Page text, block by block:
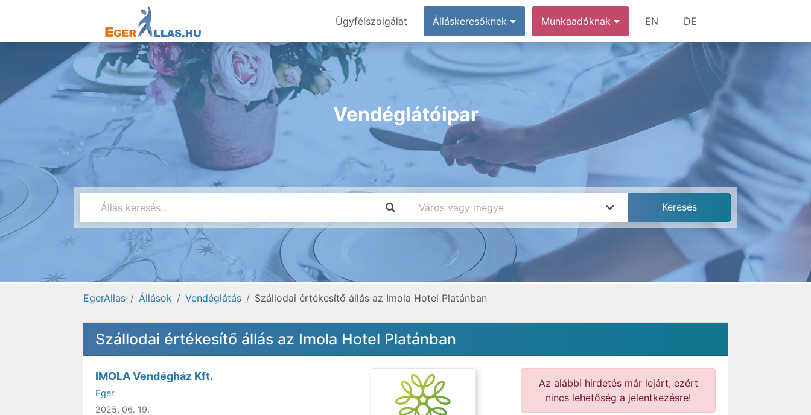
Ügyfélszolgálat Álláskeresőknek Munkaadóknak EN DE
Vendéglátóipar
EgerAllas Állások Vendéglátás Szállodai értékesítő állás az Imola Hotel Platánban
Szállodai értékesítő állás az Imola Hotel Platánban
IMOLA Vendégház Kft.
Eger
2025. 06. 19.
Az alábbi hirdetés már lejárt, ezért
nincs lehetőség a jelentkezésre!